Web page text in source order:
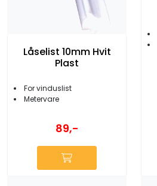
Låselist 10mm Hvit
Plast
For vinduslist
Metervare
89,-